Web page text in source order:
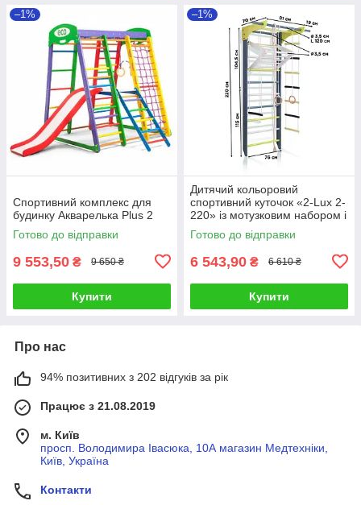
–1%
Спортивний комплекс для
будинку Акварелька Plus 2
Готово до відправки
9 553,50 ₴ 9 650 ₴
Купити
–1%
Дитячий кольоровий
спортивний куточок «2-Lux 2-
220» із мотузковим набором і
рукоходом ТМ "SportBaby"
(220х81 см)
Готово до відправки
6 543,90 ₴ 6 610 ₴
Купити
Про нас
94% позитивних з 202 відгуків за рік
Працює з 21.08.2019
м. Київ
просп. Володимира Івасюка, 10А магазин Медтехніки,
Київ, Україна
Контакти